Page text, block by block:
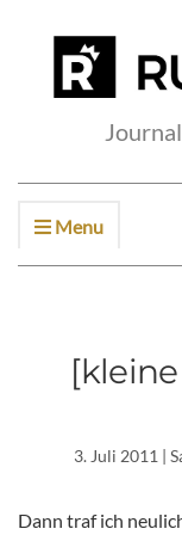
Menu
3. Juli 2011 |
Dann traf ich